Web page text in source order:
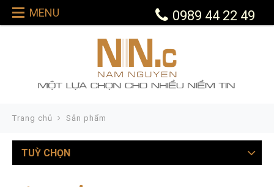
MENU 0989 44 22 49
Trang chủ Sản phẩm
TUỲ CHỌN